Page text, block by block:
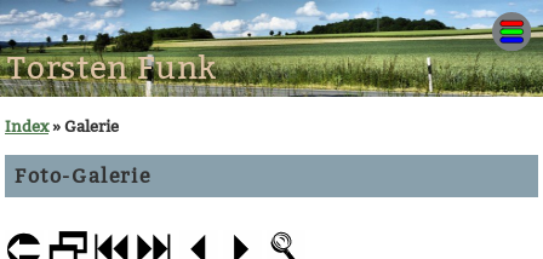
Torsten Funk
Index» Galerie
Foto-Galerie